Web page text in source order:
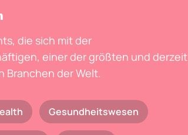
die sich mit der
einer der größten und derzeit
Branchen der Welt.
Gesundheitswesen